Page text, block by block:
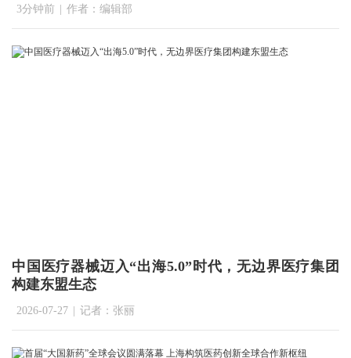
3分钟前 | 作者：编辑部
中国医疗器械迈入“出海5.0”时代，无边界医疗集团
构建东盟生态
2026-07-27 | 记者：张丽